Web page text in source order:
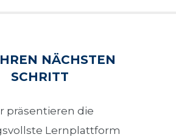
NÄCHSTEN
SCHRITT
präsentieren die
Lernplattform